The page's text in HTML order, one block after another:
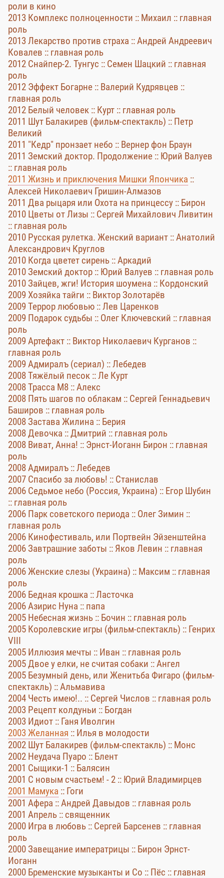
роли в кино
2013 Комплекс полноценности :: Михаил :: главная
роль
2013 Лекарство против страха :: Андрей Андреевич
Ковалев :: главная роль
2012 Снайпер-2. Тунгус :: Семен Шацкий :: главная
роль
2012 Эффект Богарне :: Валерий Кудрявцев ::
главная роль
2012 Белый человек :: Курт :: главная роль
2011 Шут Балакирев (фильм-спектакль) :: Петр
Великий
2011 "Кедр" пронзает небо :: Вернер фон Браун
2011 Земский доктор. Продолжение :: Юрий Валуев
:: главная роль
2011 Жизнь и приключения Мишки Япончика ::
Алексей Николаевич Гришин-Алмазов
2011 Два рыцаря или Охота на принцессу :: Бирон
2010 Цветы от Лизы :: Сергей Михайлович Ливитин
:: главная роль
2010 Русская рулетка. Женский вариант :: Анатолий
Александрович Круглов
2010 Когда цветет сирень :: Аркадий
2010 Земский доктор :: Юрий Валуев :: главная роль
2010 Зайцев, жги! История шоумена :: Кордонский
2009 Хозяйка тайги :: Виктор Золотарёв
2009 Террор любовью :: Лев Царенков
2009 Подарок судьбы :: Олег Ключевский :: главная
роль
2009 Артефакт :: Виктор Николаевич Курганов ::
главная роль
2009 Адмиралъ (сериал) :: Лебедев
2008 Тяжёлый песок :: Ле Курт
2008 Трасса М8 :: Алекс
2008 Пять шагов по облакам :: Сергей Геннадьевич
Баширов :: главная роль
2008 Застава Жилина :: Берия
2008 Девочка :: Дмитрий :: главная роль
2008 Виват, Анна! :: Эpнcт-Иoгaнн Биpoн :: главная
роль
2008 Адмиралъ :: Лебедев
2007 Спасибо за любовь! :: Станислав
2006 Седьмое небо (Россия, Украина) :: Егор Шубин
:: главная роль
2006 Парк советского периода :: Олег Зимин ::
главная роль
2006 Кинофестиваль, или Портвейн Эйзенштейна
2006 Завтрашние заботы :: Яков Левин :: главная
роль
2006 Женские слезы (Украина) :: Максим :: главная
роль
2006 Бедная крошка :: Ласточка
2006 Азирис Нуна :: папа
2005 Небесная жизнь :: Бочин :: главная роль
2005 Королевские игры (фильм-спектакль) :: Генрих
VIII
2005 Иллюзия мечты :: Иван :: главная роль
2005 Двое у елки, не считая собаки :: Ангел
2005 Безумный день, или Женитьба Фигаро (фильм-
спектакль) :: Альмавива
2004 Честь имею!.. :: Сергей Числов :: главная роль
2003 Рецепт колдуньи :: Богдан
2003 Идиот :: Ганя Иволгин
2003 Желанная :: Илья в молодости
2002 Шут Балакирев (фильм-спектакль) :: Монс
2002 Неудача Пуаро :: Блент
2001 Сыщики-1 :: Балясин
2001 С новым счастьем! - 2 :: Юрий Владимирцев
2001 Мамука :: Гоги
2001 Афера :: Андрей Давыдов :: главная роль
2001 Апрель :: священник
2000 Игра в любовь :: Сергей Барсенев :: главная
роль
2000 Завещание императрицы :: Бирон Эрнст-
Иоганн
2000 Бременские музыканты и Со :: Пёс :: главная